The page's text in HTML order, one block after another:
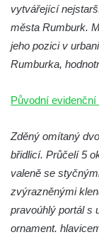
Wolfrumova
Hotel
Budova
Labem
Budova ZŠ a
Chřibská čp.
Dům čp. 175
Dům čp. 30
vytvářející
města Rumburk.
jeho pozici v
Rumburka,
Původní
Zděný omítaný
břidlicí. Průčelí 5
valeně se
zvýrazněnými
pravoúhlý portál s
ornament.